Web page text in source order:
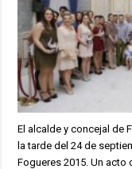
El alcalde y concejal de
la tarde del 24 de
Fogueres 2015. Un acto